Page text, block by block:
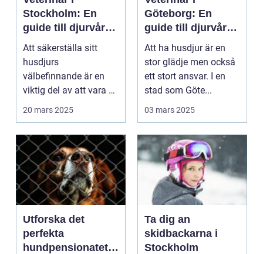
Stockholm: En
guide till djurvård i
hemmet
Att säkerställa sitt
husdjurs
välbefinnande är en
viktig del av att vara en
ansv...
20 mars 2025
Göteborg: En
guide till djurvård i
staden
Att ha husdjur är en
stor glädje men också
ett stort ansvar. I en
stad som Göte...
03 mars 2025
Utforska det
perfekta
hundpensionatet i
Ta dig an
skidbackarna i
Stockholm